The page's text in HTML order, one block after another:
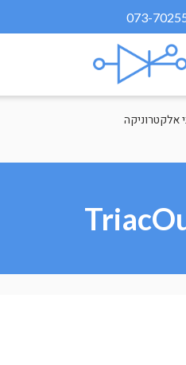
073-
אלקטרוניקה